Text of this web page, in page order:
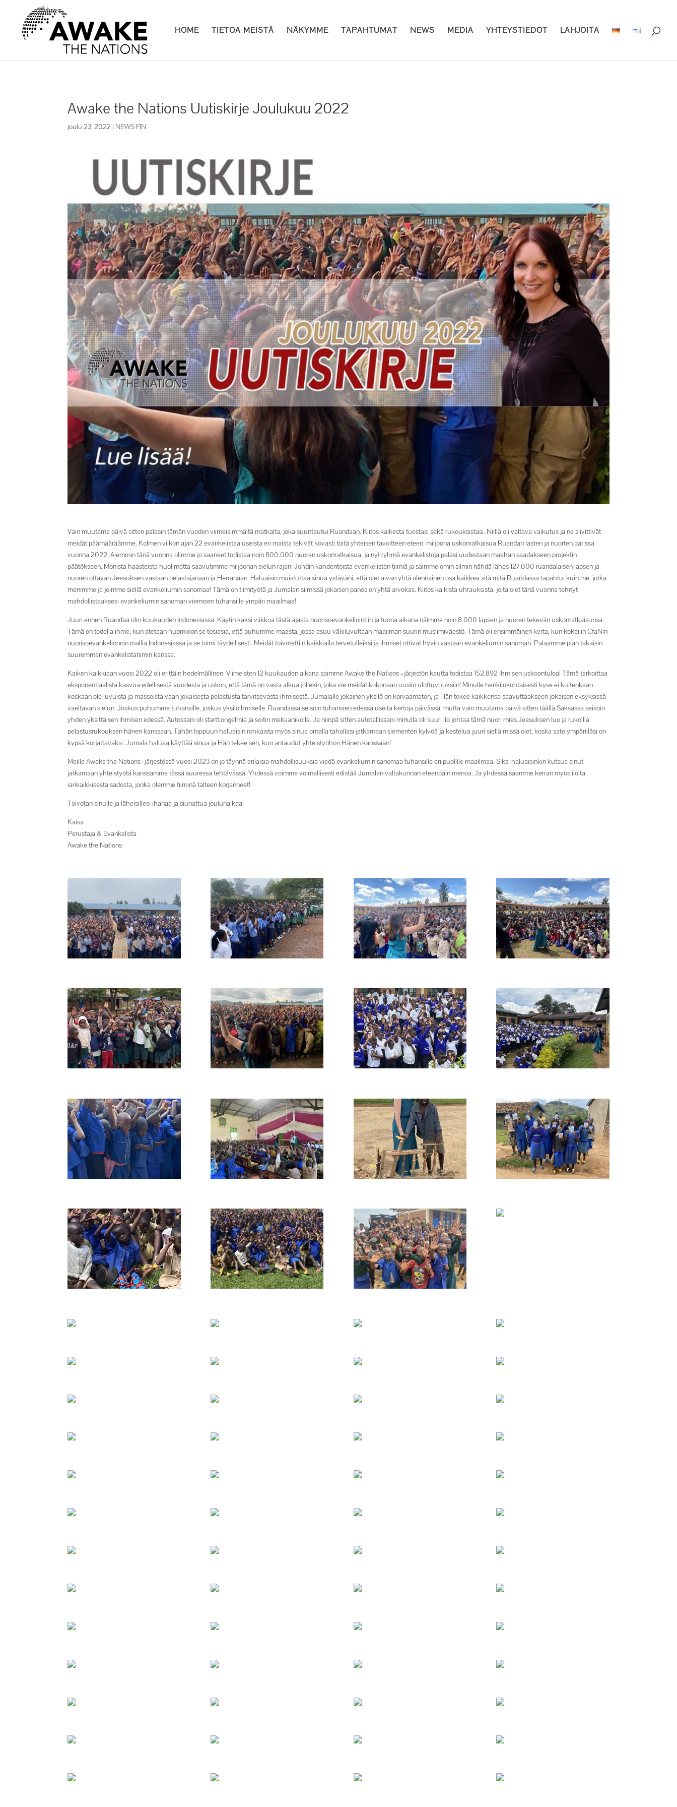
HOME TIETOA MEISTÄ NÄKYMME TAPAHTUMAT NEWS MEDIA YHTEYSTIEDOT LAHJOITA
Awake the Nations Uutiskirje Joulukuu 2022
joulu 23, 2022 | NEWS FIN
Vain muutama päivä sitten palasin tämän vuoden viimeisimmältä matkalta, joka suuntautui Ruandaan. Kiitos kaikesta tuestasi sekä rukouksistasi. Niillä oli valtava vaikutus ja ne siivittivät
meidät päämääräämme. Kolmen viikon ajan 22 evankelistaa useista eri maista tekivät kovasti töitä yhteisen tavoitteen eteen: miljoona uskonratkaisua Ruandan lasten ja nuorten parissa
vuonna 2022. Aiemmin tänä vuonna olimme jo saaneet todistaa noin 800.000 nuoren uskonratkaisua, ja nyt ryhmä evankelistoja palasi uudestaan maahan saadakseen projektin
päätökseen. Monista haasteista huolimatta saavutimme miljoonan sielun rajan! Johdin kahdentoista evankelistan tiimiä ja saimme omin silmin nähdä lähes 127.000 ruandalaisen lapsen ja
nuoren ottavan Jeesuksen vastaan pelastajanaan ja Herranaan. Haluaisin muistuttaa sinua ystäväni, että olet aivan yhtä olennainen osa kaikkea sitä mitä Ruandassa tapahtui kuin me, jotka
menimme ja joimme siellä evankeliumin sanomaa! Tämä on tiimityötä ja Jumalan silmissä jokaisen panos on yhtä arvokas. Kiitos kaikista uhrauksista, joita olet tänä vuonna tehnyt
mahdollistaaksesi evankeliumin sanoman viemisen tuhansille ympäri maailmaa!
Juuri ennen Ruandaa olin kuukauden Indonesiassa. Käytin kaksi viikkoa tästä ajasta nuorisoevankeliointiin ja tuona aikana näimme noin 8.000 lapsen ja nuoren tekevän uskonratkaisunsa.
Tämä on todella ihme, kun otetaan huomioon se tosiasia, että puhumme maasta, jossa asuu väkiluvultaan maailman suurin muslimiväestö. Tämä oli ensimmäinen kerta, kun kokeilin CfaN:n
nuorisoevankelionnin mallia Indonesiassa ja se toimi täydellisesti. Meidät toivotettiin kaikkialla tervetulleiksi ja ihmiset ottivat hyvin vastaan evankeliumin sanoman. Palaamme pian takaisin
suuremman evankelistatiimin kanssa.
Kaiken kaikkiaan vuosi 2022 oli erittäin hedelmällinen. Viimeisten 12 kuukauden aikana saimme Awake the Nations –järjestön kautta todistaa 152.892 ihmisen uskoontuloa! Tämä tarkoittaa
eksponentiaalista kasvua edellisestä vuodesta ja uskon, että tämä on vasta alkua jollekin, joka vie meidät kokonaan uusiin ulottuvuuksiin! Minulle henkilökohtaisesti kyse ei kuitenkaan
koskaan ole luvuista ja massoista vaan jokaisesta pelastusta tarvitsevasta ihmisestä. Jumalalle jokainen yksilö on korvaamaton, ja Hän tekee kaikkensa saavuttaakseen jokaisen eksyksissä
vaeltavan sielun. Joskus puhumme tuhansille, joskus yksilöihmiselle. Ruandassa seisoin tuhansien edessä useita kertoja päivässä, mutta vain muutama päivä sitten täällä Saksassa seisoin
yhden yksittäisen ihmisen edessä. Autossani oli starttiongelmia ja soitin mekaanikolle. Ja niinpä sitten autotallissani minulla oli suuri ilo johtaa tämä nuori mies Jeesuksen luo ja rukoilla
pelastusrukouksen hänen kanssaan. Tähän loppuun haluaisin rohkaista myös sinua omalla tahollasi jatkamaan siementen kylvöä ja kastelua juuri siellä missä olet, koska sato ympärilläsi on
kypsä korjattavaksi. Jumala haluaa käyttää sinua ja Hän tekee sen, kun antaudut yhteistyöhön Hänen kanssaan!
Meille Awake the Nations -järjestössä vuosi 2023 on jo täynnä erilaisia mahdollisuuksia viedä evankeliumin sanomaa tuhansille eri puolille maailmaa. Siksi haluaisinkin kutsua sinut
jatkamaan yhteistyötä kanssamme tässä suuressa tehtävässä. Yhdessä voimme voimallisesti edistää Jumalan valtakunnan eteenpäin menoa. Ja yhdessä saamme kerran myös iloita
iankaikkisesta sadosta, jonka olemme tiiminä talteen korjanneet!
Toivotan sinulle ja läheisillesi ihanaa ja siunattua joulunaikaa!
Kaisa
Perustaja & Evankelista
Awake the Nations